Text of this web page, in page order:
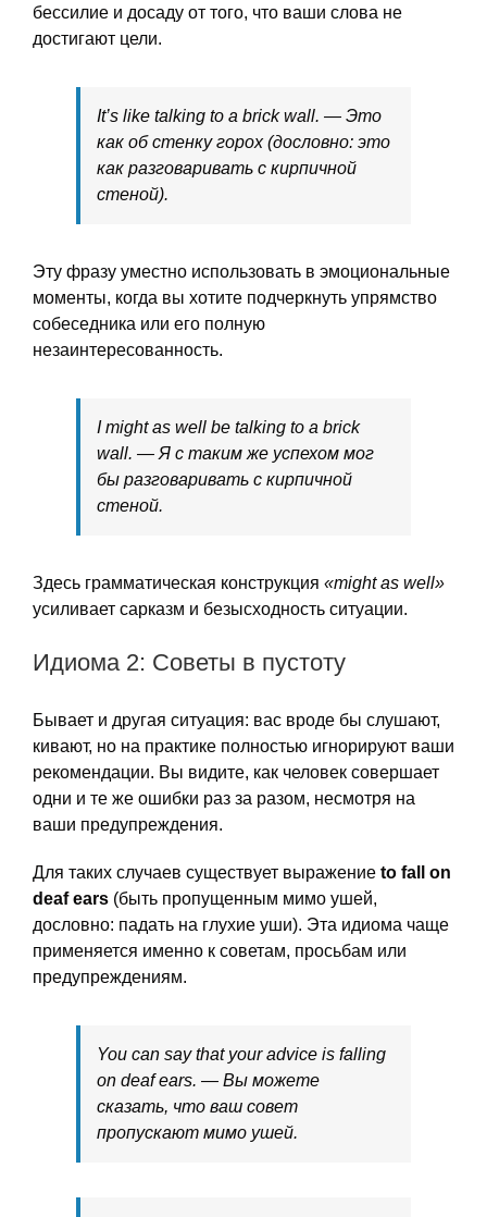
бессилие и досаду от того, что ваши слова не
достигают цели.
It’s like talking to a brick wall. — Это
как об стенку горох (дословно: это
как разговаривать с кирпичной
стеной).
Эту фразу уместно использовать в эмоциональные
моменты, когда вы хотите подчеркнуть упрямство
собеседника или его полную
незаинтересованность.
I might as well be talking to a brick
wall. — Я с таким же успехом мог
бы разговаривать с кирпичной
стеной.
Здесь грамматическая конструкция «might as well»
усиливает сарказм и безысходность ситуации.
Идиома 2: Советы в пустоту
Бывает и другая ситуация: вас вроде бы слушают,
кивают, но на практике полностью игнорируют ваши
рекомендации. Вы видите, как человек совершает
одни и те же ошибки раз за разом, несмотря на
ваши предупреждения.
Для таких случаев существует выражение to fall on
deaf ears (быть пропущенным мимо ушей,
дословно: падать на глухие уши). Эта идиома чаще
применяется именно к советам, просьбам или
предупреждениям.
You can say that your advice is falling
on deaf ears. — Вы можете
сказать, что ваш совет
пропускают мимо ушей.